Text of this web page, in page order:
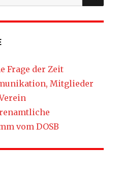
Frage der Zeit
Mitglieder
vom DOSB